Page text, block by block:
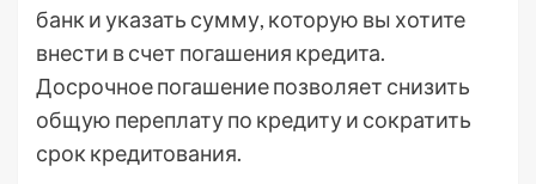
банк и указать сумму, которую вы хотите
внести в счет погашения кредита.
Досрочное погашение позволяет снизить
общую переплату по кредиту и сократить
срок кредитования.